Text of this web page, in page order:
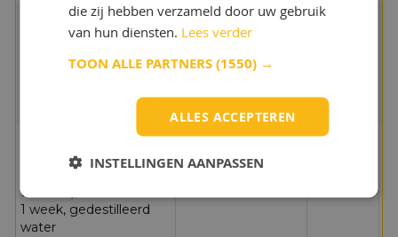
Kinematische viscositeit
van de basisolie,
40 °C
DIN
D 7042
Corrosieremmende
eigenschappen van
smeervetten, (SKF-
EMCOR), testduur:
1 week, gedestilleerd
water
DIN
die zij hebben verzameld door uw gebruik
van hun diensten. Lees verder
TOON ALLE PARTNERS(1550) →
ALLES ACCEPTEREN
INSTELLINGEN AANPASSEN